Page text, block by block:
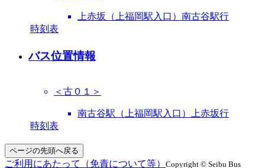
上赤坂（上福岡駅入口）南古谷駅行
時刻表
バス位置情報
＜古０１＞
南古谷駅（上福岡駅入口）上赤坂行
時刻表
ページの先頭へ戻る
ご利用にあたって（免責について等） Copyright © Seibu Bus